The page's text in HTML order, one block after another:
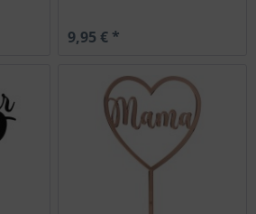
9,95 € *